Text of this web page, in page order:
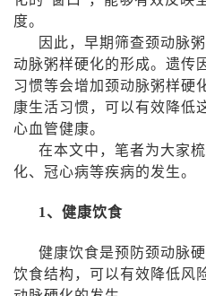
度。
因此，早期筛查颈动脉
动脉粥样硬化的形成。遗传
习惯等会增加颈动脉粥样硬
康生活习惯，可以有效降低
心血管健康。
在本文中，笔者为大家
化、冠心病等疾病的发生。
1 、健康饮食
健康饮食是预防颈动脉
饮食结构，可以有效降低风